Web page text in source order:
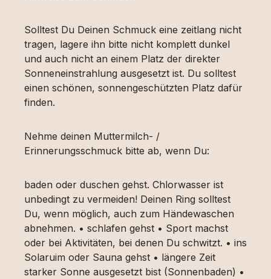
Solltest Du Deinen Schmuck eine zeitlang nicht
tragen, lagere ihn bitte nicht komplett dunkel
und auch nicht an einem Platz der direkter
Sonneneinstrahlung ausgesetzt ist. Du solltest
einen schönen, sonnengeschützten Platz dafür
finden.
Nehme deinen Muttermilch- /
Erinnerungsschmuck bitte ab, wenn Du:
baden oder duschen gehst. Chlorwasser ist
unbedingt zu vermeiden! Deinen Ring solltest
Du, wenn möglich, auch zum Händewaschen
abnehmen. • schlafen gehst • Sport machst
oder bei Aktivitäten, bei denen Du schwitzt. • ins
Solaruim oder Sauna gehst • längere Zeit
starker Sonne ausgesetzt bist (Sonnenbaden) •